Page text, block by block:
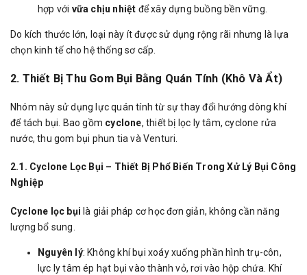
hợp với vữa chịu nhiệt để xây dựng buồng bền vững.
Do kích thước lớn, loại này ít được sử dụng rộng rãi nhưng là lựa
chọn kinh tế cho hệ thống sơ cấp.
2. Thiết Bị Thu Gom Bụi Bằng Quán Tính (Khô Và Ẩt)
Nhóm này sử dụng lực quán tính từ sự thay đổi hướng dòng khí
để tách bụi. Bao gồm cyclone, thiết bị lọc ly tâm, cyclone rửa
nước, thu gom bụi phun tia và Venturi.
2.1. Cyclone Lọc Bụi – Thiết Bị Phổ Biến Trong Xử Lý Bụi Công
Nghiệp
Cyclone lọc bụi là giải pháp cơ học đơn giản, không cần năng
lượng bổ sung.
Nguyên lý: Không khí bụi xoáy xuống phần hình trụ-côn,
lực ly tâm ép hạt bụi vào thành vỏ, rơi vào hộp chứa. Khí